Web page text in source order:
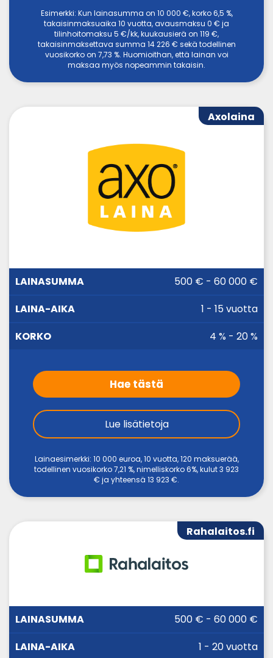
Esimerkki: Kun lainasumma on 10 000 €, korko 6,5 %,
takaisinmaksuaika 10 vuotta, avausmaksu 0 € ja
tilinhoitomaksu 5 €/kk, kuukausierä on 119 €,
takaisinmaksettava summa 14 226 € sekä todellinen
vuosikorko on 7,73 %. Huomioithan, että lainan voi
maksaa myös nopeammin takaisin.
Axolaina
LAINASUMMA KORKO500 € - 60 000 €
1 - 15 vuotta
4 % - 20 %
Hae tästä
Lue lisätietoja
Lainaesimerkki: 10 000 euroa, 10 vuotta, 120 maksuerää,
todellinen vuosikorko 7,21 %, nimelliskorko 6%, kulut 3 923
€ ja yhteensä 13 923 €.
Rahalaitos.fi
LAINASUMMA KORKO500 € - 60 000 €
1 - 20 vuotta